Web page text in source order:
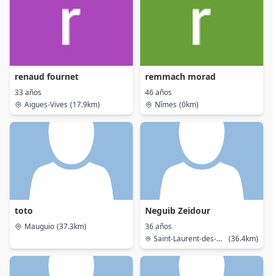
renaud fournet
33 años
Aigues-Vives (17.9km)
remmach morad
46 años
Nîmes (0km)
toto
Mauguio (37.3km)
Neguib Zeidour
36 años
Saint-Laurent-des-Arbres
(36.4km)